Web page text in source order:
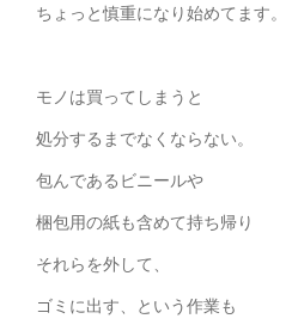
ちょっと慎重になり始めてます。
モノは買ってしまうと
処分するまでなくならない。
包んであるビニールや
梱包用の紙も含めて持ち帰り
それらを外して、
ゴミに出す、という作業も